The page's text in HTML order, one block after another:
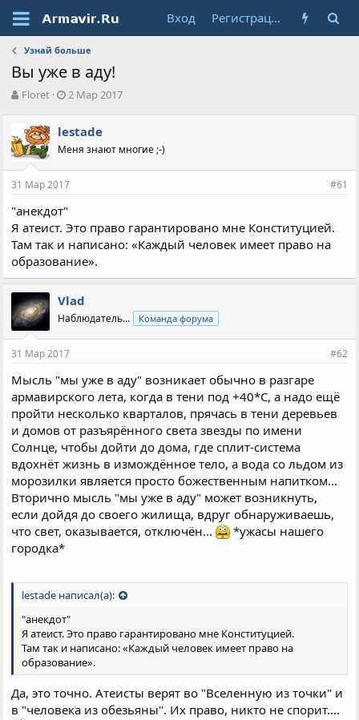
Вход Регистрация
Узнай больше
Вы уже в аду!
А
о
р
т
е
ы
Floret
Д
а
н
ч
а
2 Мар 2017
lestade
Меня знают многие ;-)
31 Мар 2017 #61
"анекдот"
Я атеист. Это право гарантировано мне Конституцией.
Там так и написано: «Каждый человек имеет право на
образование».
Vlad
Наблюдатель... Команда форума
31 Мар 2017 #62
Мысль "мы уже в аду" возникает обычно в разгаре
армавирского лета, когда в тени под +40*С, а надо ещё
пройти несколько кварталов, прячась в тени деревьев
и домов от разъярённого света звезды по имени
Солнце, чтобы дойти до дома, где сплит-система
вдохнёт жизнь в измождённое тело, а вода со льдом из
морозилки является просто божественным напитком...
Вторично мысль "мы уже в аду" может возникнуть,
если дойдя до своего жилища, вдруг обнаруживаешь,
что свет, оказывается, отключён...
*ужасы нашего
городка*
lestade написал(а):
"анекдот"
Я атеист. Это право гарантировано мне Конституцией.
Там так и написано: «Каждый человек имеет право на
образование».
Да, это точно. Атеисты верят во "Вселенную из точки" и
в "человека из обезьяны". Их право, никто не спорит....